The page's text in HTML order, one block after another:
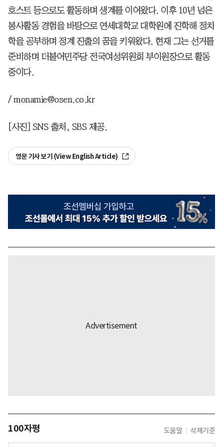
호스트 등으로도 활동하며 생계를 이어왔다. 이후 10년 넘은
봉사활동 경험을 바탕으로 연세대학교 대학원에 진학해 정치
학을 공부하며 정계 진출의 꿈을 키워왔다. 현재 그는 선거를
준비하며 더불어민주당 전국여성위원회 부이원장으로 활동
중이다.
/ monamie@osen.co.kr
[사진] SNS 출처, SBS 제공.
영문 기사 보기 (View English Article)
100자평 도움말 삭제기준